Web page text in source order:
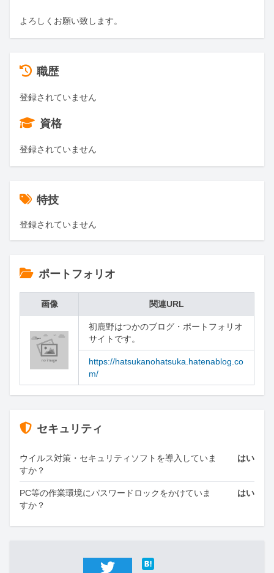
よろしくお願い致します。
職歴
登録されていません
資格
登録されていません
特技
登録されていません
ポートフォリオ
画像 関連URL
初鹿野はつかのブログ・ポートフォリオ
サイトです。
https://hatsukanohatsuka.hatenablog.co
m/
セキュリティ
ウイルス対策・セキュリティソフトを導入していま
すか？
はい
PC等の作業環境にパスワードロックをかけていま
すか？
はい